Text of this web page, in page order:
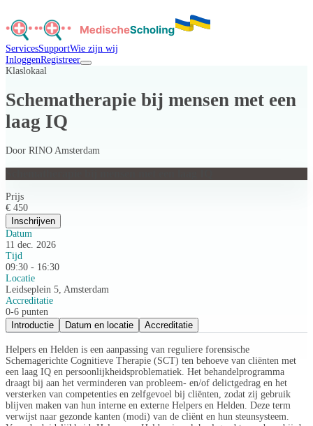
ServicesSupportWie zijn wij
InloggenRegistreer
Klaslokaal
Schematherapie bij mensen met een
laag IQ
Door RINO Amsterdam
Prijs
€ 450
Inschrijven
Datum
11 dec. 2026
Tijd
09:30 - 16:30
Locatie
Leidseplein 5, Amsterdam
Accreditatie
0-6 punten
Introductie
Datum en locatie Accreditatie
Helpers en Helden is een aanpassing van reguliere forensische
Schemagerichte Cognitieve Therapie (SCT) ten behoeve van cliënten met
een laag IQ en persoonlijkheidsproblematiek. Het behandelprogramma
draagt bij aan het verminderen van probleem- en/of delictgedrag en het
versterken van competenties en zelfgevoel bij cliënten, zodat zij gebruik
blijven maken van hun interne en externe Helpers en Helden. Deze term
verwijst naar gezonde kanten (modi) van de cliënt en hun steunsysteem.